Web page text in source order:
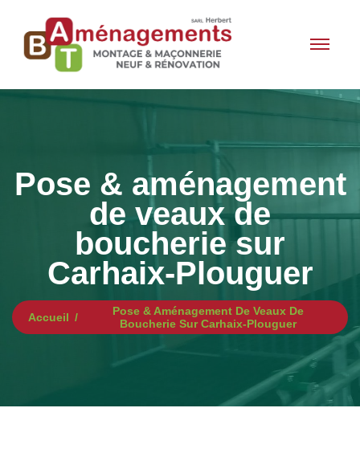
Pose & aménagement
de veaux de
boucherie sur
Carhaix-Plouguer
Accueil
Pose & Aménagement De Veaux De
Boucherie Sur Carhaix-Plouguer